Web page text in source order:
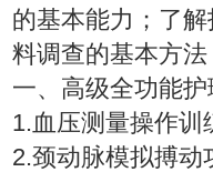
的基本能力；了
料调查的基本方
一、 高级全功能
1.血压测量操作训
2.颈动脉模拟搏动